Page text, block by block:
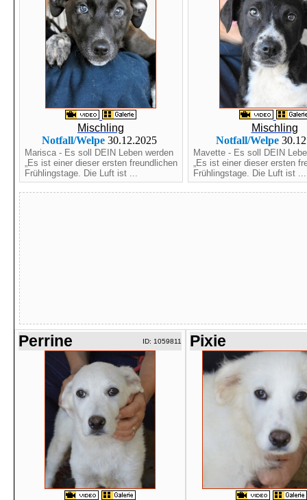
Mischling
Notfall/Welpe 30.12.2025
Marisca - Es soll DEIN Leben werden
„Es ist einer dieser ersten freundlichen
Frühlingstage. Die Luft ist ...
Mischling
Notfall/Welpe
Mavette - Es soll DEIN
„Es ist einer dieser ersten
Frühlingstage. Die Luft ist ...
Perrine ID: 1059811 Pixie